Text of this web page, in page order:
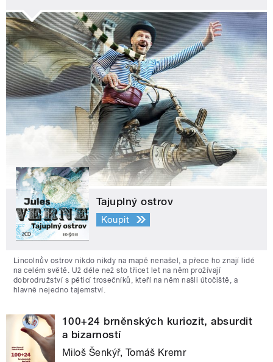
Tajuplný ostrov
Koupit
Lincolnův ostrov nikdo nikdy na mapě nenašel, a přece ho znají lidé
na celém světě. Už déle než sto třicet let na něm prožívají
dobrodružství s pěticí trosečníků, kteří na něm našli útočiště, a
hlavně nejedno tajemství.
100+24 brněnských kuriozit, absurdit
a bizarností
Miloš Šenkýř, Tomáš Kremr